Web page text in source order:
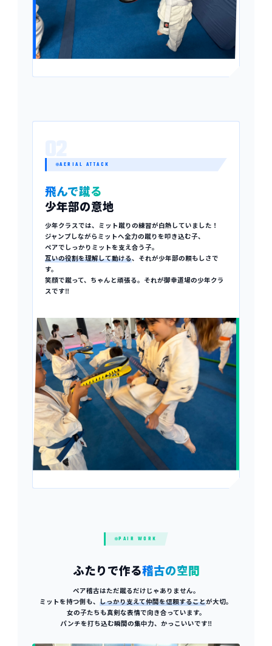
02AERIAL ATTACK
飛んで蹴る
少年部の意地
少年クラスでは、ミット蹴りの練習が白熱していました！
ジャンプしながらミットへ全力の蹴りを叩き込む子、
ペアでしっかりミットを支え合う子。
互いの役割を理解して動ける、それが少年部の頼もしさで
す。
笑顔で蹴って、ちゃんと頑張る。それが御幸道場の少年クラ
スです‼️
PAIR WORK
ふたりで作る稽古の空間
ペア稽古はただ蹴るだけじゃありません。
ミットを持つ側も、 しっかり支えて仲間を信頼することが大切。
女の子たちも真剣な表情で向き合っています。
パンチを打ち込む瞬間の集中力、かっこいいです‼️